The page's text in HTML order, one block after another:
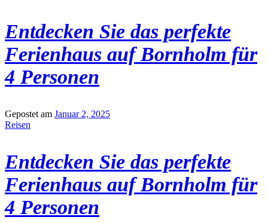
Entdecken Sie das perfekte
Ferienhaus auf Bornholm für
4 Personen
Gepostet am Januar 2, 2025
Reisen
Entdecken Sie das perfekte
Ferienhaus auf Bornholm für
4 Personen